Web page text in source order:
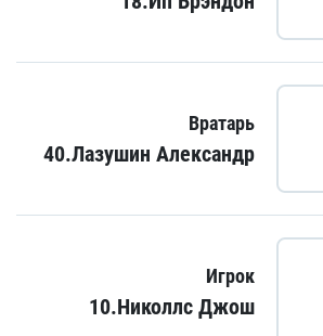
Вратарь
40.Лазушин Александр
Игрок
10.Николлс Джош